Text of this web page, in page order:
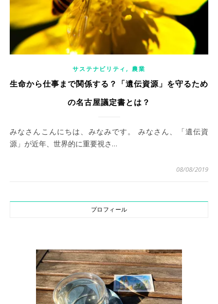
サステナビリティ ,農業
生命から仕事まで関係する？「遺伝資源」を守るため
の名古屋議定書とは？
みなさんこんにちは、みなみです。 みなさん、「遺伝資
源」が近年、世界的に重要視さ…
08/08/2019
プロフィール